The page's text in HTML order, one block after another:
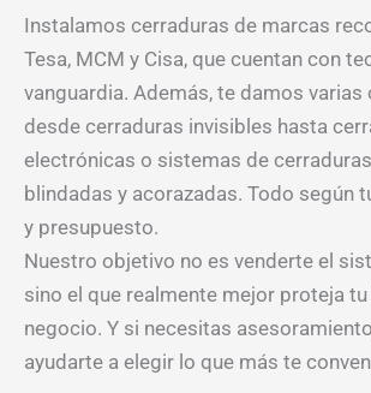
Instalamos cerraduras de marcas
Tesa, MCM y Cisa, que cuentan con
vanguardia. Además, te damos varias
desde cerraduras invisibles hasta
electrónicas o sistemas de
blindadas y acorazadas. Todo según
y presupuesto.
Nuestro objetivo no es venderte el
sino el que realmente mejor proteja
negocio. Y si necesitas
ayudarte a elegir lo que más te